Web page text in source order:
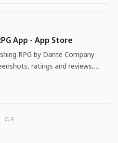
App - App Store
RPG by Dante Company
ratings and reviews,
広告